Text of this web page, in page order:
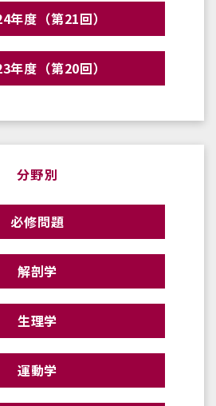
年度（第21回）
年度（第20回）
分野別
必修問題
解剖学
生理学
運動学